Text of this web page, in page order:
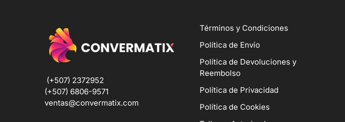
(+507) 2372952
(+507) 6806-9571
ventas@convermatix.com
Términos y Condiciones
Política de Envío
Política de Devoluciones y
Reembolso
Política de Privacidad
Política de Cookies